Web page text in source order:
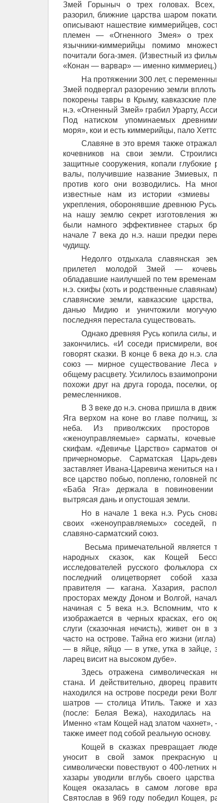
Змей Горыныч о трех головах. Всех,
разорил, ближние царства шаром
описывают нашествие киммерийцев,
племен — «Огненного Змея» о трех
язычники-киммерийцы помимо
почитали бога-змея. (Известный из
«Конан — варвар» — именно киммериец.)
На протяжении 300 лет, с
Змей подвергал разорению земли
покорены тавры в Крыму, кавказские
н.э. «Огненный Змей» грабил Урарту,
Под натиском упоминаемых
моря», кои и есть киммерийцы, пало
Славяне в это время также
кочевников на свои земли.
защитные сооружения, копали
валы, получившие название Змиевых,
против кого они возводились. На
известные нам из истории
укрепления, оборонявшие древнюю
на нашу землю секрет изготовления
были намного эффективнее старых
начале 7 века до н.э. наши предки
чудищу.
Недолго отдыхала славянская
прилетел молодой Змей —
обладавшие наилучшей по тем временам
н.э. скифы (хоть и родственные
славянские земли, кавказские
данью Мидию и уничтожили
последняя перестала существовать.
Однако древняя Русь копила силы,
закончились. «И соседи присмирели,
говорят сказки. В конце 6 века до н.э.
союз — мирное существование Леса и
общему расцвету. Усилилось
похожи друг на друга города, поселки,
ремесленников.
В 3 веке до н.э. снова пришла в
Яга верхом на коне во главе полчищ,
неба. Из приволжских
«женоуправляемые» сарматы,
скифам. «Девичье Царство» сарматов
причерноморье. Сарматская Царь-
заставляет Ивана-Царевича жениться на
все царство побью, попленю, головней
«Баба Яга» держала в
вытрясая дань и опустошая земли.
Но в начале 1 века н.э. Русь
своих «женоуправляемых» соседей,
славяно-сарматский союз.
Весьма примечательной является
народных сказок, как Кощей
исследователей русского фольклора
последний олицетворяет собой
правителя — кагана. Хазария,
просторах между Доном и Волгой,
начиная с 5 века н.э. Вспомним, что
изображается в черных красках, его
слуги (сказочная нечисть), живет он в
часто на острове. Тайна его жизни
— в яйце, яйцо — в утке, утка в зайце,
ларец висит на высоком дубе».
Здесь отражена символическая
стана. И действительно, дворец
находился на острове посреди реки
шатров — столица Итиль. Также и
(после: Белая Вежа), находилась на
Именно «там Кощей над златом чахнет»,
также имеет под собой реальную основу.
Кощей в сказках превращает
уносит в свой замок прекрасную
символически повествуют о 400-летних
хазары уводили вглубь своего
Кощея оказалась в самом логове
Святослав в 969 году победил Кощея,